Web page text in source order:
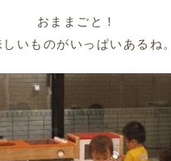
おままごと！
しいものがいっぱいあるね。